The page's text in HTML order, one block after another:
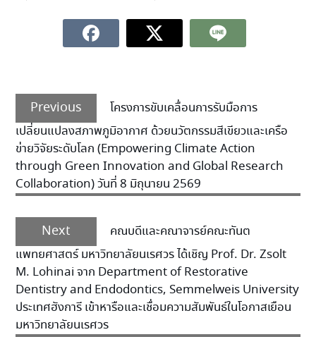
Previous
โครงการขับเคลื่อนการรับมือการ
เปลี่ยนแปลงสภาพภูมิอากาศ ด้วยนวัตกรรมสีเขียวและเครือ
ข่ายวิจัยระดับโลก (Empowering Climate Action
through Green Innovation and Global Research
Collaboration) วันที่ 8 มิถุนายน 2569
Next
คณบดีและคณาจารย์คณะทันต
แพทยศาสตร์ มหาวิทยาลัยนเรศวร ได้เชิญ Prof. Dr. Zsolt
M. Lohinai จาก Department of Restorative
Dentistry and Endodontics, Semmelweis University
ประเทศฮังการี เข้าหารือและเชื่อมความสัมพันธ์ในโอกาสเยือน
มหาวิทยาลัยนเรศวร